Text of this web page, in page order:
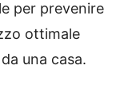
per prevenire
ottimale
una casa.